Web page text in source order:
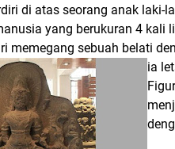
di atas seorang anak laki-
yang berukuran 4 kali
memegang sebuah belati
ia